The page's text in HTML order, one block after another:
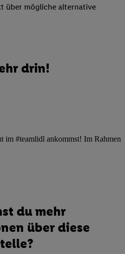
über mögliche alternative
drin!
im #teamlidl ankommst! Im Rahmen
du mehr
über diese